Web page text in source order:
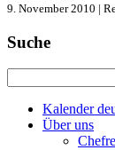
9. November 2010 |
Suche
Kalender
Über uns